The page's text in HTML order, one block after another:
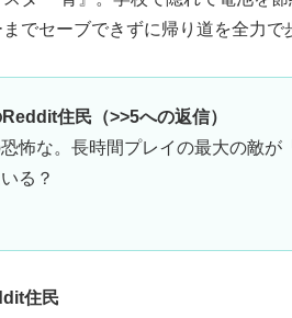
でセーブできずに帰り道を全力で
住民（>>5への返信）
怖な。長時間プレイの最大の敵
る？
住民